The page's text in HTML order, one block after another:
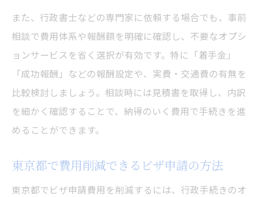
また、行政書士などの専門家に依頼する場合でも、事前
相談で費用体系や報酬額を明確に確認し、不要なオプシ
ョンサービスを省く選択が有効です。特に「着手金」
「成功報酬」などの報酬設定や、実費・交通費の有無を
比較検討しましょう。相談時には見積書を取得し、内訳
を細かく確認することで、納得のいく費用で手続きを進
めることができます。
東京都で費用削減できるビザ申請の方法
東京都でビザ申請費用を削減するには、行政手続きのオ